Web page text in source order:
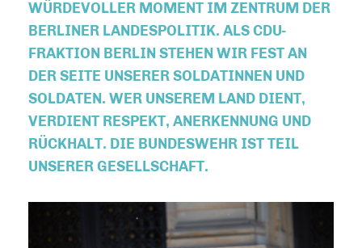
WÜRDEVOLLER MOMENT IM ZENTRUM DER
BERLINER LANDESPOLITIK. ALS CDU-
FRAKTION BERLIN STEHEN WIR FEST AN
DER SEITE UNSERER SOLDATINNEN UND
SOLDATEN. WER UNSEREM LAND DIENT,
VERDIENT RESPEKT, ANERKENNUNG UND
RÜCKHALT. DIE BUNDESWEHR IST TEIL
UNSERER GESELLSCHAFT.